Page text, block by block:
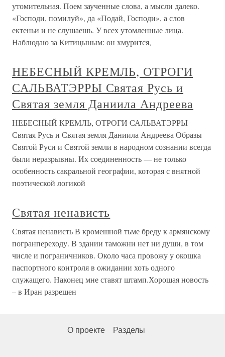
утомительная. Поем заученные слова, а мысли далеко.
«Господи, помилуй», да «Подай, Господи», а слов
ектеньи и не слушаешь. У всех утомленные лица.
Наблюдаю за Китицыным: он хмурится,
НЕБЕСНЫЙ КРЕМЛЬ, ОТРОГИ
САЛЬВАТЭРРЫ Святая Русь и
Святая земля Даниила Андреева
НЕБЕСНЫЙ КРЕМЛЬ, ОТРОГИ САЛЬВАТЭРРЫ
Святая Русь и Святая земля Даниила Андреева Образы
Святой Руси и Святой земли в народном сознании всегда
были неразрывны. Их соединенность — не только
особенность сакральной географии, которая с внятной
поэтической логикой
Святая ненависть
Святая ненависть В кромешной тьме бреду к армянскому
погранпереходу. В здании таможни нет ни души, в том
числе и пограничников. Около часа провожу у окошка
паспортного контроля в ожидании хоть одного
служащего. Наконец мне ставят штамп.Хорошая новость
– в Иран разрешен
О проекте Разделы